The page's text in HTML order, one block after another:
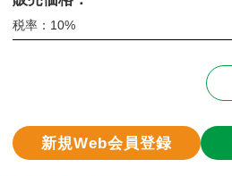
税率：10%
新規Web会員登録